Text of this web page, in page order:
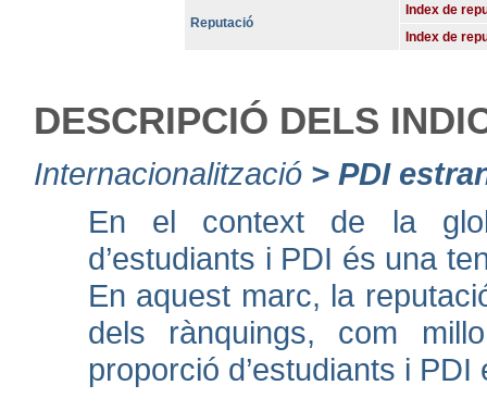
Reputació
Index de
Index de
DESCRIPCIÓ DELS
Internacionalització > PDI
En el context de la
d’estudiants i PDI és una
En aquest marc, la
dels rànquings, com
proporció d’estudiants i